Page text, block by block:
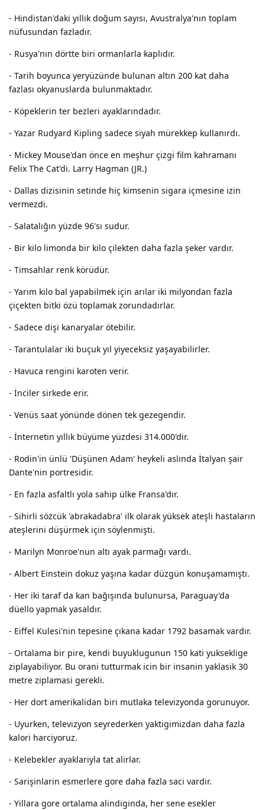
- Hindistan'daki yıllık doğum sayısı, Avustralya'nın toplam
nüfusundan fazladır.
- Rusya'nın dörtte biri ormanlarla kaplıdır.
- Tarih boyunca yeryüzünde bulunan altın 200 kat daha
fazlası okyanuslarda bulunmaktadır.
- Köpeklerin ter bezleri ayaklarındadır.
- Yazar Rudyard Kipling sadece siyah mürekkep kullanırdı.
- Mickey Mouse'dan önce en meşhur çizgi film kahramanı
Felix The Cat'di. Larry Hagman (JR.)
- Dallas dizisinin setinde hiç kimsenin sigara içmesine izin
vermezdi.
- Salatalığın yüzde 96'sı sudur.
- Bir kilo limonda bir kilo çilekten daha fazla şeker vardır.
- Timsahlar renk körüdür.
- Yarım kilo bal yapabilmek için arılar iki milyondan fazla
çiçekten bitki özü toplamak zorundadırlar.
- Sadece dişi kanaryalar ötebilir.
- Tarantulalar iki buçuk yıl yiyeceksiz yaşayabilirler.
- Havuca rengini karoten verir.
- İnciler sirkede erir.
- Venüs saat yönünde dönen tek gezegendir.
- İnternetin yıllık büyüme yüzdesi 314.000'dir.
- Rodin'in ünlü 'Düşünen Adam' heykeli aslında İtalyan şair
Dante'nin portresidir.
- En fazla asfaltlı yola sahip ülke Fransa'dır.
- Sihirli sözcük 'abrakadabra' ilk olarak yüksek ateşli hastaların
ateşlerini düşürmek için söylenmişti.
- Marilyn Monroe'nun altı ayak parmağı vardı.
- Albert Einstein dokuz yaşına kadar düzgün konuşamamıştı.
- Her iki taraf da kan bağışında bulunursa, Paraguay'da
düello yapmak yasaldır.
- Eiffel Kulesi'nin tepesine çıkana kadar 1792 basamak vardır.
- Ortalama bir pire, kendi buyuklugunun 150 kati yukseklige
ziplayabiliyor. Bu orani tutturmak icin bir insanin yaklasik 30
metre ziplamasi gerekli.
- Her dort amerikalidan biri mutlaka televizyonda gorunuyor.
- Uyurken, televizyon seyrederken yaktigimizdan daha fazla
kalori harciyoruz.
- Kelebekler ayaklariyla tat alirlar.
- Sarişinlarin esmerlere gore daha fazla saci vardir.
- Yillara gore ortalama alindiginda, her sene esekler